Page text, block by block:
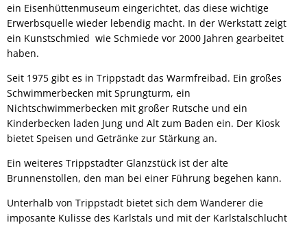
ein Eisenhüttenmuseum eingerichtet, das diese wichtige
Erwerbsquelle wieder lebendig macht. In der Werkstatt zeigt
ein Kunstschmied wie Schmiede vor 2000 Jahren gearbeitet
haben.
Seit 1975 gibt es in Trippstadt das Warmfreibad. Ein großes
Schwimmerbecken mit Sprungturm, ein
Nichtschwimmerbecken mit großer Rutsche und ein
Kinderbecken laden Jung und Alt zum Baden ein. Der Kiosk
bietet Speisen und Getränke zur Stärkung an.
Ein weiteres Trippstadter Glanzstück ist der alte
Brunnenstollen, den man bei einer Führung begehen kann.
Unterhalb von Trippstadt bietet sich dem Wanderer die
imposante Kulisse des Karlstals und mit der Karlstalschlucht